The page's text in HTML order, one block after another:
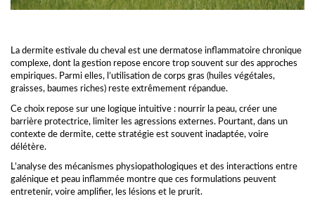
La dermite estivale du cheval est une dermatose inflammatoire chronique
complexe, dont la gestion repose encore trop souvent sur des approches
empiriques. Parmi elles, l’utilisation de corps gras (huiles végétales,
graisses, baumes riches) reste extrêmement répandue.
Ce choix repose sur une logique intuitive : nourrir la peau, créer une
barrière protectrice, limiter les agressions externes. Pourtant, dans un
contexte de dermite, cette stratégie est souvent inadaptée, voire
délétère.
L’analyse des mécanismes physiopathologiques et des interactions entre
galénique et peau inflammée montre que ces formulations peuvent
entretenir, voire amplifier, les lésions et le prurit.